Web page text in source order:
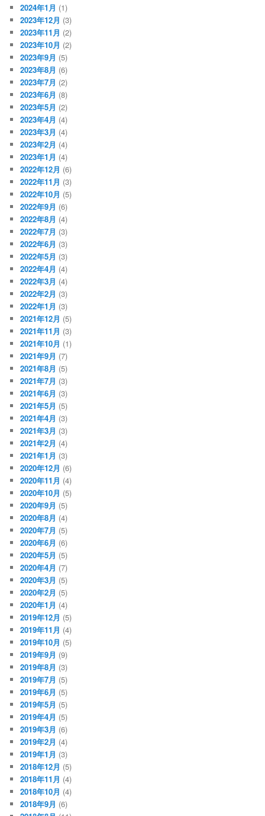
2024年1月 (1)
2023年12月 (3)
2023年11月 (2)
2023年10月 (2)
2023年9月 (5)
2023年8月 (6)
2023年7月 (2)
2023年6月 (8)
2023年5月 (2)
2023年4月 (4)
2023年3月 (4)
2023年2月 (4)
2023年1月 (4)
2022年12月 (6)
2022年11月 (3)
2022年10月 (5)
2022年9月 (6)
2022年8月 (4)
2022年7月 (3)
2022年6月 (3)
2022年5月 (3)
2022年4月 (4)
2022年3月 (4)
2022年2月 (3)
2022年1月 (3)
2021年12月 (5)
2021年11月 (3)
2021年10月 (1)
2021年9月 (7)
2021年8月 (5)
2021年7月 (3)
2021年6月 (3)
2021年5月 (5)
2021年4月 (3)
2021年3月 (3)
2021年2月 (4)
2021年1月 (3)
2020年12月 (6)
2020年11月 (4)
2020年10月 (5)
2020年9月 (5)
2020年8月 (4)
2020年7月 (5)
2020年6月 (6)
2020年5月 (5)
2020年4月 (7)
2020年3月 (5)
2020年2月 (5)
2020年1月 (4)
2019年12月 (5)
2019年11月 (4)
2019年10月 (5)
2019年9月 (9)
2019年8月 (3)
2019年7月 (5)
2019年6月 (5)
2019年5月 (5)
2019年4月 (5)
2019年3月 (6)
2019年2月 (4)
2019年1月 (3)
2018年12月 (5)
2018年11月 (4)
2018年10月 (4)
2018年9月 (6)